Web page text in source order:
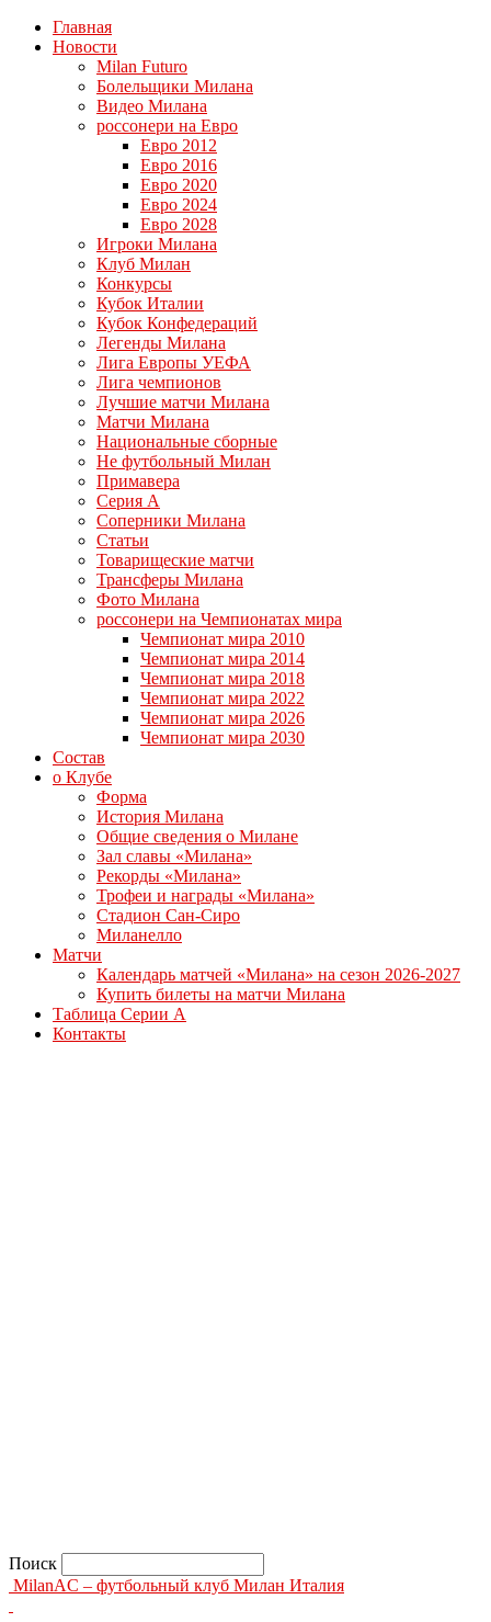
Главная
Новости
Milan Futuro
Болельщики Милана
Видео Милана
россонери на Евро
Евро 2012
Евро 2016
Евро 2020
Евро 2024
Евро 2028
Игроки Милана
Клуб Милан
Конкурсы
Кубок Италии
Кубок Конфедераций
Легенды Милана
Лига Европы УЕФА
Лига чемпионов
Лучшие матчи Милана
Матчи Милана
Национальные сборные
Не футбольный Милан
Примавера
Серия А
Соперники Милана
Статьи
Товарищеские матчи
Трансферы Милана
Фото Милана
россонери на Чемпионатах мира
Чемпионат мира 2010
Чемпионат мира 2014
Чемпионат мира 2018
Чемпионат мира 2022
Чемпионат мира 2026
Чемпионат мира 2030
Состав
о Клубе
Форма
История Милана
Общие сведения о Милане
Зал славы «Милана»
Рекорды «Милана»
Трофеи и награды «Милана»
Стадион Сан-Сиро
Миланелло
Матчи
Календарь матчей «Милана» на сезон 2026-2027
Купить билеты на матчи Милана
Таблица Серии А
Контакты
Поиск
MilanAC – футбольный клуб Милан Италия